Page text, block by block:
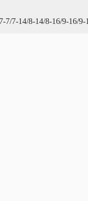
7/7-14/8-14/8-16/9-16/